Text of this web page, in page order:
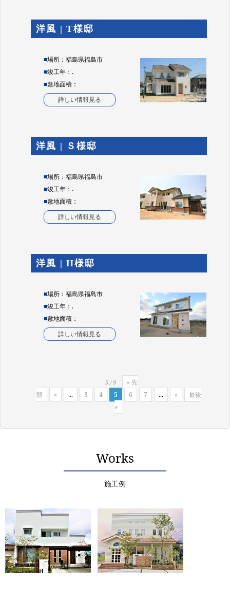
洋風 | T様邸
■場所：福島県福島市
■竣工年：.
■敷地面積：
詳しい情報見る
洋風 | Ｓ様邸
■場所：福島県福島市
■竣工年：.
■敷地面積：
詳しい情報見る
洋風 | H様邸
■場所：福島県福島市
■竣工年：.
■敷地面積：
詳しい情報見る
5 / 9
« 先
頭
« ... 3 4 5 6 7 ... »
最後
»
Works
施工例